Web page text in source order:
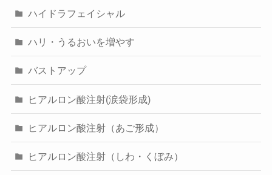
ハイドラフェイシャル
ハリ・うるおいを増やす
バストアップ
ヒアルロン酸注射(涙袋形成)
ヒアルロン酸注射（あご形成）
ヒアルロン酸注射（しわ・くぼみ）